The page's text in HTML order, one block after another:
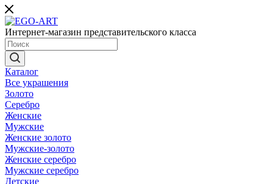
Интернет-магазин представительского класса
Каталог
Все украшения
Золото
Серебро
Женские
Мужские
Женские золото
Мужские-золото
Женские серебро
Мужские серебро
Детские